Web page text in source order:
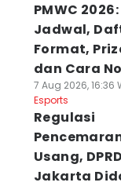
PMWC 2026:
Jadwal,
Format,
dan Cara
7 Aug 2026, 16:36
Esports
Regulasi
Usang,
Jakarta